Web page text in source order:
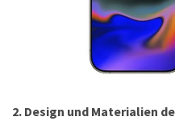
(31)2. Design und Materialien